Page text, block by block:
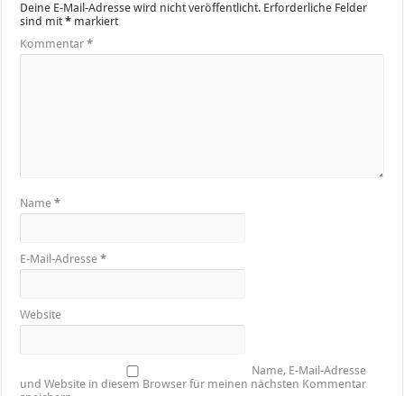
Deine E-Mail-Adresse wird nicht veröffentlicht. Erforderliche Felder
sind mit* markiert
Kommentar*
Name*
E-Mail-Adresse*
Website
Name, E-Mail-Adresse
und Website in diesem Browser für meinen nächsten Kommentar